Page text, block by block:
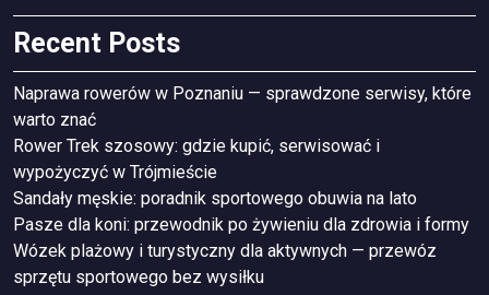
Recent Posts
Naprawa rowerów w Poznaniu — sprawdzone serwisy, które
warto znać
Rower Trek szosowy: gdzie kupić, serwisować i
wypożyczyć w Trójmieście
Sandały męskie: poradnik sportowego obuwia na lato
Pasze dla koni: przewodnik po żywieniu dla zdrowia i formy
Wózek plażowy i turystyczny dla aktywnych — przewóz
sprzętu sportowego bez wysiłku